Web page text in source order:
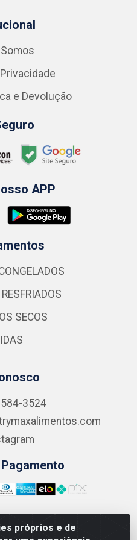
próprios e de
e Devolução
APP
SECOS
3524
PRODUTOS ALIMENTICIOS